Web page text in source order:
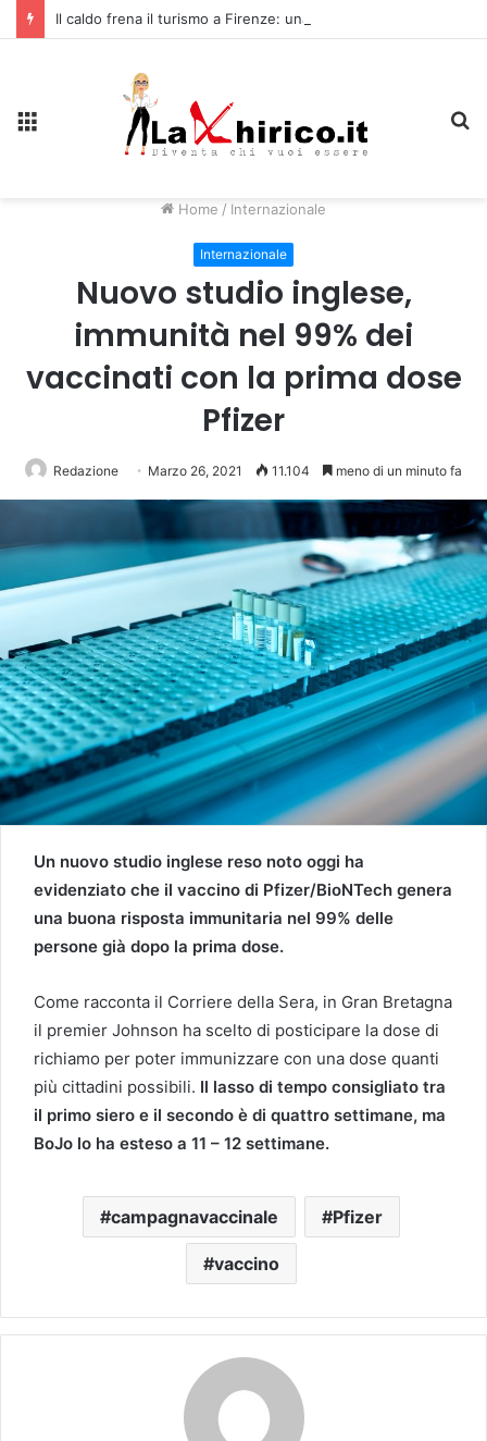
Home / Internazionale
Internazionale
Nuovo studio inglese,
immunità nel 99% dei
vaccinati con la prima dose
Pfizer
Redazione Marzo 26, 2021 11.104 meno di un minuto fa
Un nuovo studio inglese reso noto oggi ha
evidenziato che il vaccino di Pfizer/BioNTech genera
una buona risposta immunitaria nel 99% delle
persone già dopo la prima dose.
Come racconta il Corriere della Sera, in Gran Bretagna
il premier Johnson ha scelto di posticipare la dose di
richiamo per poter immunizzare con una dose quanti
più cittadini possibili. Il lasso di tempo consigliato tra
il primo siero e il secondo è di quattro settimane, ma
BoJo lo ha esteso a 11 – 12 settimane.
campagnavaccinale Pfizer
vaccino